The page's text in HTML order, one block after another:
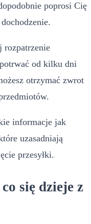
poprosi Cię
rozpatrzenie
od kilku dni
otrzymać zwrot
informacje jak
uzasadniają
przesyłki.
się dzieje z